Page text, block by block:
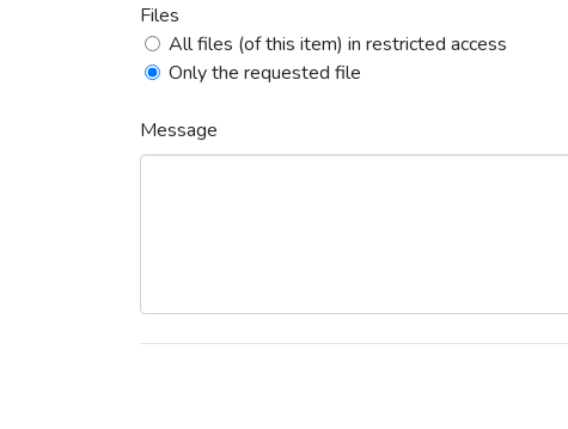
Files
All files (of this item) in restricted access
Only the requested file
Message